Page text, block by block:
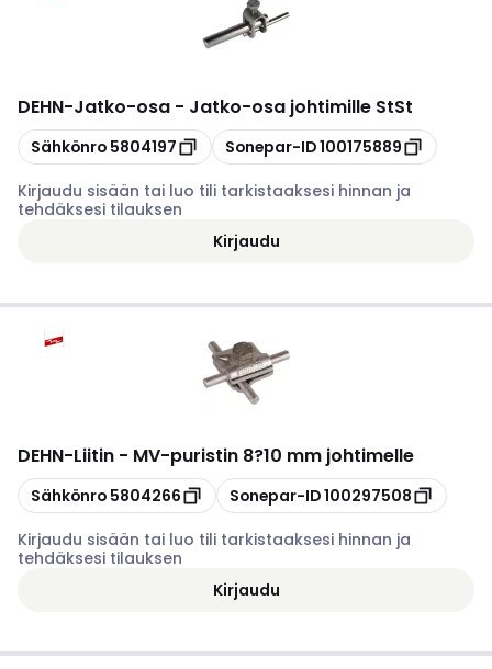
DEHN-Jatko-osa - Jatko-osa johtimille StSt
Kopioi
Sähkönro 5804197 Kopioi
Sonepar-ID100175889
Kirjaudu sisään tai luo tili tarkistaaksesi hinnan ja
tehdäksesi tilauksen
Kirjaudu
DEHN-Liitin - MV-puristin 8?10 mm johtimelle
Kopioi
Sähkönro 5804266 Kopioi
Sonepar-ID100297508
Kirjaudu sisään tai luo tili tarkistaaksesi hinnan ja
tehdäksesi tilauksen
Kirjaudu